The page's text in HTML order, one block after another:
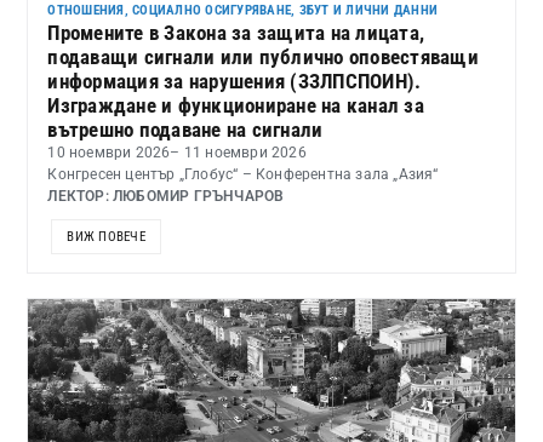
ОТНОШЕНИЯ, СОЦИАЛНО ОСИГУРЯВАНЕ, ЗБУТ И ЛИЧНИ ДАННИ
Промените в Закона за защита на лицата,
подаващи сигнали или публично оповестяващи
информация за нарушения (ЗЗЛПСПОИН).
Изграждане и функциониране на канал за
вътрешно подаване на сигнали
10 ноември 2026– 11 ноември 2026
Конгресен център „Глобус“ – Конферентна зала „Азия“
ЛЕКТОР: ЛЮБОМИР ГРЪНЧАРОВ
ВИЖ ПОВЕЧЕ